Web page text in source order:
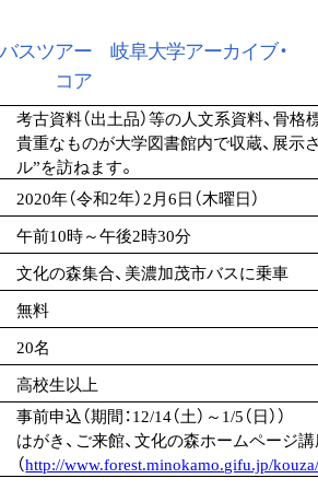
スツアー 岐阜大学アーカイブ・
コア
考古資料（出土品）等の人文系資料、骨
貴重なものが大学図書館内で収蔵、展示
ル”を訪ねます。
2020年（令和2年）2月6日（木曜日）
午前10時～午後2時30分
文化の森集合、美濃加茂市バスに乗車
無料
20名
高校生以上
事前申込（期間：12/14（土）～1/5（日））
はがき、ご来館、文化の森ホームページ
（http://www.forest.minokamo.gifu.jp/